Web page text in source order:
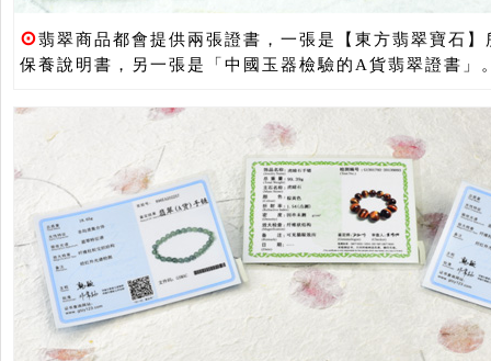
⊙翡翠商品都會提供兩張證書，一張是【東方翡翠寶石
保養說明書，另一張是「中國玉器檢驗的A貨翡翠證書」